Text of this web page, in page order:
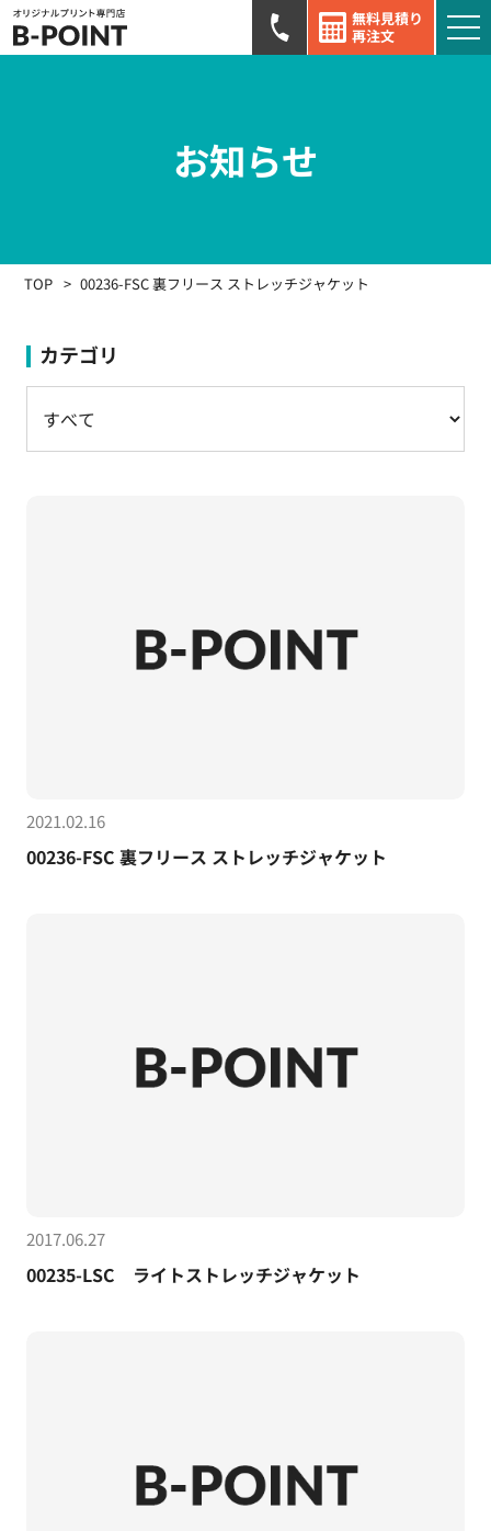
無料見積り
再注文
お知らせ
TOP 00236-FSC 裏フリース ストレッチジャケット
2021.02.16
00236-FSC 裏フリース ストレッチジャケット
2017.06.27
00235-LSC ライトストレッチジャケット
カテゴリ